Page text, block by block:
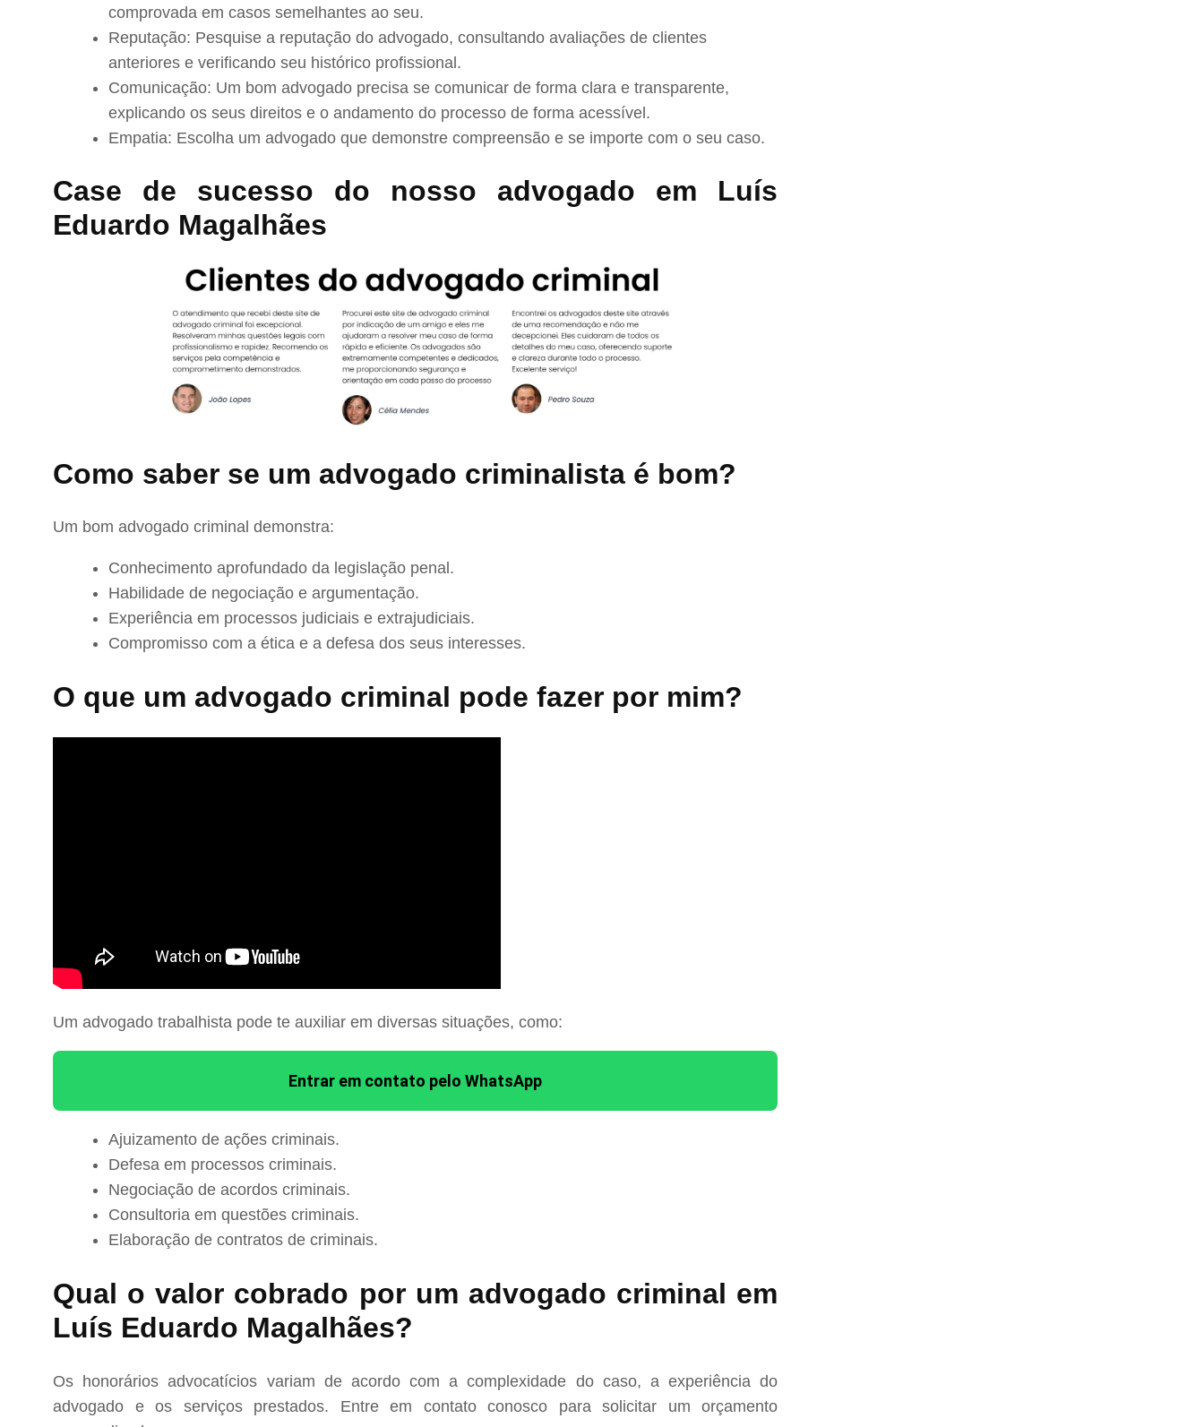
comprovada em casos semelhantes ao seu.
Reputação: Pesquise a reputação do advogado, consultando avaliações de clientes
anteriores e verificando seu histórico profissional.
Comunicação: Um bom advogado precisa se comunicar de forma clara e transparente,
explicando os seus direitos e o andamento do processo de forma acessível.
Empatia: Escolha um advogado que demonstre compreensão e se importe com o seu caso.
Case de sucesso do nosso advogado em Luís
Eduardo Magalhães
Como saber se um advogado criminalista é bom?
Um bom advogado criminal demonstra:
Conhecimento aprofundado da legislação penal.
Habilidade de negociação e argumentação.
Experiência em processos judiciais e extrajudiciais.
Compromisso com a ética e a defesa dos seus interesses.
O que um advogado criminal pode fazer por mim?
Um advogado trabalhista pode te auxiliar em diversas situações, como:
Entrar em contato pelo WhatsApp
Ajuizamento de ações criminais.
Defesa em processos criminais.
Negociação de acordos criminais.
Consultoria em questões criminais.
Elaboração de contratos de criminais.
Qual o valor cobrado por um advogado criminal em
Luís Eduardo Magalhães?
Os honorários advocatícios variam de acordo com a complexidade do caso, a experiência do
advogado e os serviços prestados. Entre em contato conosco para solicitar um orçamento